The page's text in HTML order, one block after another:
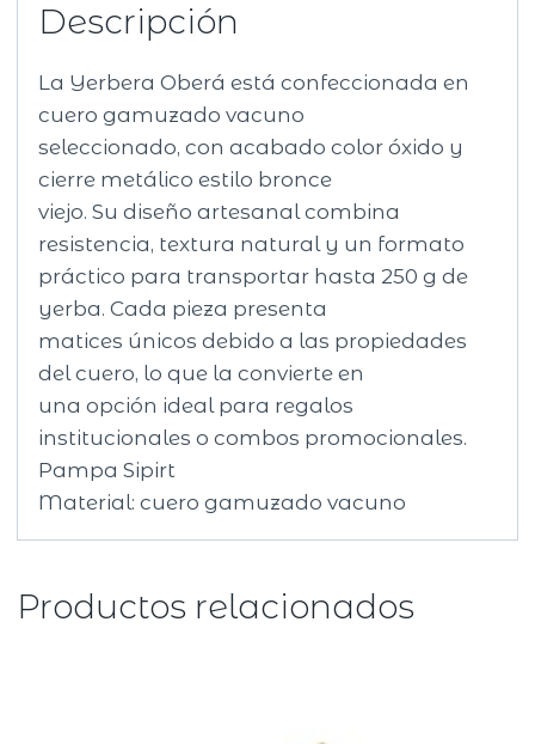
Descripción
La Yerbera Oberá está confeccionada en
cuero gamuzado vacuno
seleccionado, con acabado color óxido y
cierre metálico estilo bronce
viejo. Su diseño artesanal combina
resistencia, textura natural y un formato
práctico para transportar hasta 250 g de
yerba. Cada pieza presenta
matices únicos debido a las propiedades
del cuero, lo que la convierte en
una opción ideal para regalos
institucionales o combos promocionales.
Pampa Sipirt
Material: cuero gamuzado vacuno
Productos relacionados